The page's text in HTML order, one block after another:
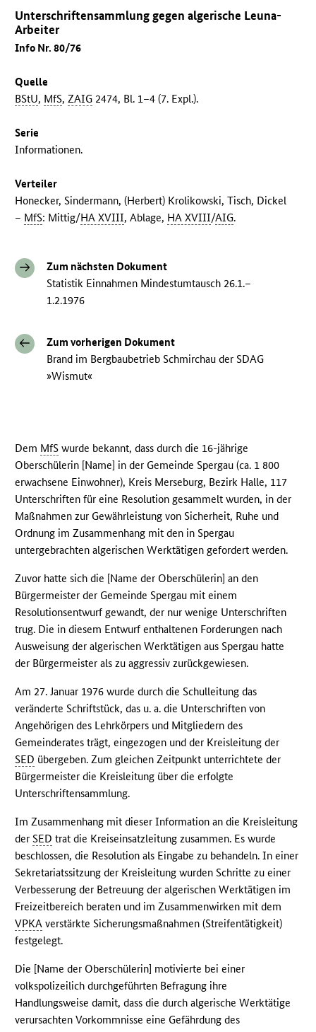
Unterschriftensammlung gegen algerische Leuna-
Arbeiter
Info Nr. 80/76
Quelle
BStU, MfS,ZAIG 2474, Bl. 1–4 (7. Expl.).
Serie
Informationen.
Verteiler
Honecker, Sindermann, (Herbert) Krolikowski, Tisch, Dickel
– MfS: Mittig/HA XVIII, Ablage, HA XVIII/AIG.
Zum nächsten Dokument
Statistik Einnahmen Mindestumtausch 26.1.–
1.2.1976
Zum vorherigen Dokument
Brand im Bergbaubetrieb Schmirchau der SDAG
»Wismut«
Dem MfS wurde bekannt, dass durch die 16-jährige
Oberschülerin [Name] in der Gemeinde Spergau (ca. 1 800
erwachsene Einwohner), Kreis Merseburg, Bezirk Halle, 117
Unterschriften für eine Resolution gesammelt wurden, in der
Maßnahmen zur Gewährleistung von Sicherheit, Ruhe und
Ordnung im Zusammenhang mit den in Spergau
untergebrachten algerischen Werktätigen gefordert werden.
Zuvor hatte sich die [Name der Oberschülerin] an den
Bürgermeister der Gemeinde Spergau mit einem
Resolutionsentwurf gewandt, der nur wenige Unterschriften
trug. Die in diesem Entwurf enthaltenen Forderungen nach
Ausweisung der algerischen Werktätigen aus Spergau hatte
der Bürgermeister als zu aggressiv zurückgewiesen.
Am 27. Januar 1976 wurde durch die Schulleitung das
veränderte Schriftstück, das u. a. die Unterschriften von
Angehörigen des Lehrkörpers und Mitgliedern des
Gemeinderates trägt, eingezogen und der Kreisleitung der
SED übergeben. Zum gleichen Zeitpunkt unterrichtete der
Bürgermeister die Kreisleitung über die erfolgte
Unterschriftensammlung.
Im Zusammenhang mit dieser Information an die Kreisleitung
derSED trat die Kreiseinsatzleitung zusammen. Es wurde
beschlossen, die Resolution als Eingabe zu behandeln. In einer
Sekretariatssitzung der Kreisleitung wurden Schritte zu einer
Verbesserung der Betreuung der algerischen Werktätigen im
Freizeitbereich beraten und im Zusammenwirken mit dem
VPKA verstärkte Sicherungsmaßnahmen (Streifentätigkeit)
festgelegt.
Die [Name der Oberschülerin] motivierte bei einer
volkspolizeilich durchgeführten Befragung ihre
Handlungsweise damit, dass die durch algerische Werktätige
verursachten Vorkommnisse eine Gefährdung des